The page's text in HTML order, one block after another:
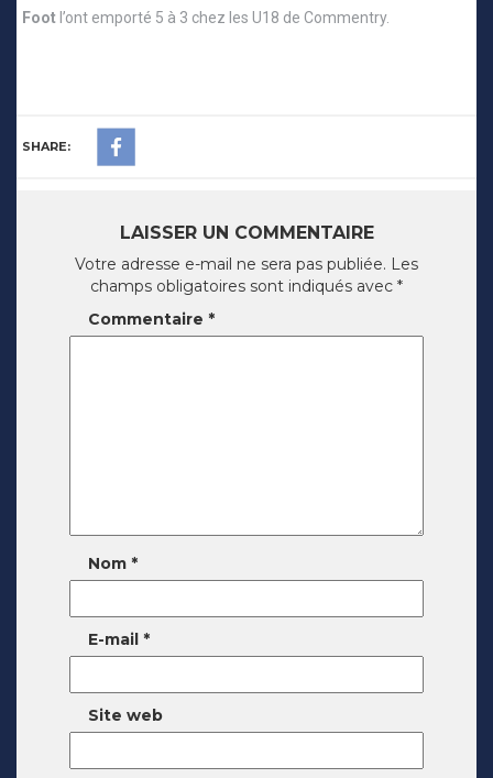
Foot l’ont emporté 5 à 3 chez les U18 de Commentry.
SHARE:
LAISSER UN COMMENTAIRE
Votre adresse e-mail ne sera pas publiée. Les
champs obligatoires sont indiqués avec *
Commentaire *
Nom *
E-mail *
Site web